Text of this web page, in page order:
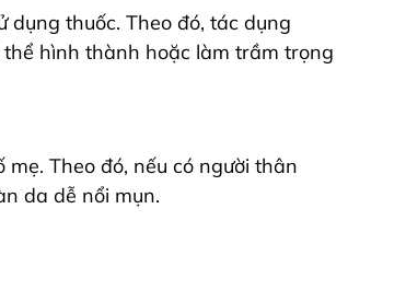
dụng thuốc. Theo đó, tác dụng
hình thành hoặc làm trầm trọng
Theo đó, nếu có người thân
da dễ nổi mụn.